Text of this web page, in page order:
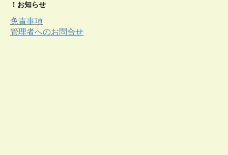
！お知らせ
免責事項
管理者へのお問合せ